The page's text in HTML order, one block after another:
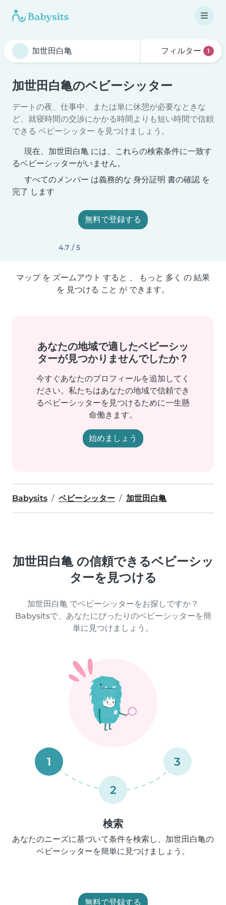
フィルター 1
加世田白亀のベビーシッター
デートの夜、仕事中、または単に休憩が必要なときな
ど、就寝時間の交渉にかかる時間よりも短い時間で信頼
できる ベビーシッター を見つけましょう。
現在、加世田白亀 には、これらの検索条件に一致す
るベビーシッターがいません。
すべてのメンバー は義務的な 身分証明 書の確認 を
完了 します
無料で登録する
4.7 / 5
マップ を ズームアウト すると 、 もっと 多く の 結果
を 見つける こと が できます。
あなたの地域で適したベビーシッ
ターが見つかりませんでしたか？
今すぐあなたのプロフィールを追加してく
ださい。私たちはあなたの地域で信頼でき
るベビーシッターを見つけるために一生懸
命働きます。
始めましょう
Babysits ベビーシッター 加世田白亀
加世田白亀 の信頼できるベビーシッ
ターを見つける
加世田白亀 でベビーシッターをお探しですか？
Babysitsで、あなたにぴったりのベビーシッターを簡
単に見つけましょう。
1
2
3
検索
あなたのニーズに基づいて条件を検索し、加世田白亀の
ベビーシッターを簡単に見つけましょう。
無料で登録する